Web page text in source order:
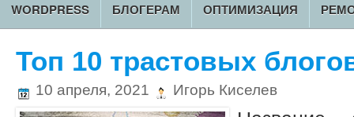
WORDPRESS БЛОГЕРАМ ОПТИМИЗАЦИЯ
Топ 10 трастовых
10 апреля, 2021 Игорь Киселев